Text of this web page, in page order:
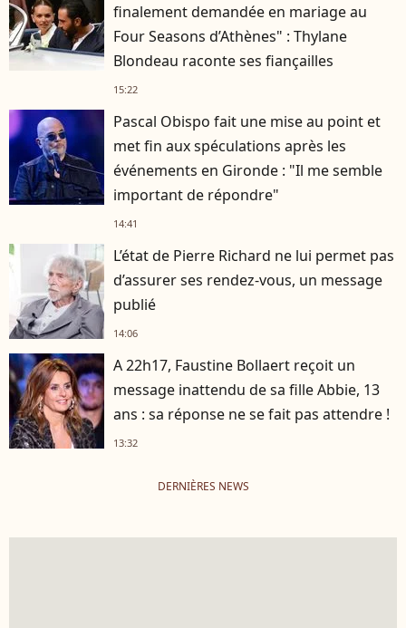
finalement demandée en mariage au
Four Seasons d’Athènes" : Thylane
Blondeau raconte ses fiançailles
15:22
Pascal Obispo fait une mise au point et
met fin aux spéculations après les
événements en Gironde : "Il me semble
important de répondre"
14:41
L’état de Pierre Richard ne lui permet pas
d’assurer ses rendez-vous, un message
publié
14:06
A 22h17, Faustine Bollaert reçoit un
message inattendu de sa fille Abbie, 13
ans : sa réponse ne se fait pas attendre !
13:32
DERNIÈRES NEWS